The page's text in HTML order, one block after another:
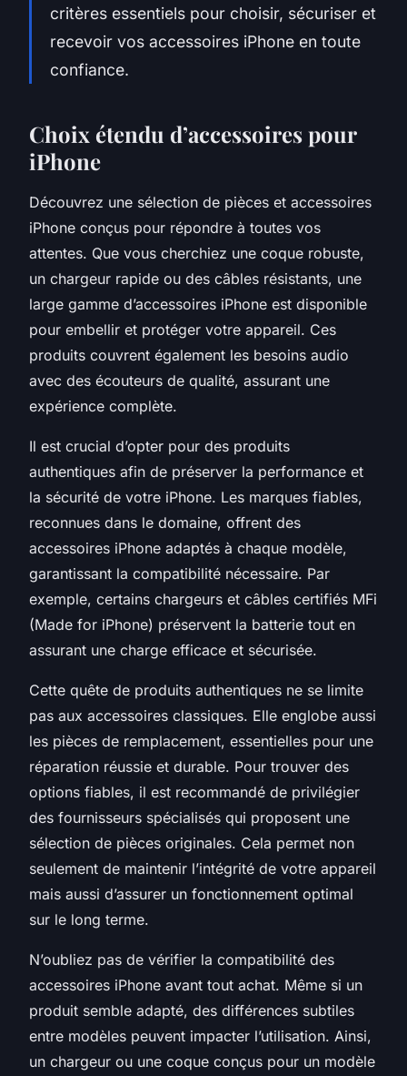
critères essentiels pour choisir, sécuriser et
recevoir vos accessoires iPhone en toute
confiance.
Choix étendu d’accessoires pour
iPhone
Découvrez une sélection de pièces et accessoires
iPhone conçus pour répondre à toutes vos
attentes. Que vous cherchiez une coque robuste,
un chargeur rapide ou des câbles résistants, une
large gamme d’accessoires iPhone est disponible
pour embellir et protéger votre appareil. Ces
produits couvrent également les besoins audio
avec des écouteurs de qualité, assurant une
expérience complète.
Il est crucial d’opter pour des produits
authentiques afin de préserver la performance et
la sécurité de votre iPhone. Les marques fiables,
reconnues dans le domaine, offrent des
accessoires iPhone adaptés à chaque modèle,
garantissant la compatibilité nécessaire. Par
exemple, certains chargeurs et câbles certifiés MFi
(Made for iPhone) préservent la batterie tout en
assurant une charge efficace et sécurisée.
Cette quête de produits authentiques ne se limite
pas aux accessoires classiques. Elle englobe aussi
les pièces de remplacement, essentielles pour une
réparation réussie et durable. Pour trouver des
options fiables, il est recommandé de privilégier
des fournisseurs spécialisés qui proposent une
sélection de pièces originales. Cela permet non
seulement de maintenir l’intégrité de votre appareil
mais aussi d’assurer un fonctionnement optimal
sur le long terme.
N’oubliez pas de vérifier la compatibilité des
accessoires iPhone avant tout achat. Même si un
produit semble adapté, des différences subtiles
entre modèles peuvent impacter l’utilisation. Ainsi,
un chargeur ou une coque conçus pour un modèle